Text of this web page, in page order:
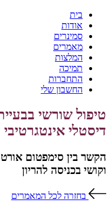
בית
אודות
סמינרים
מאמרים
המלצות
תמיכה
התחברות
החשבון שלי
טיפול שורשי
דיסטלי אינטגרטיבי
הקשר בין סימפטום
וקושי בכניסה להריון
בחזרה לכל המאמרים